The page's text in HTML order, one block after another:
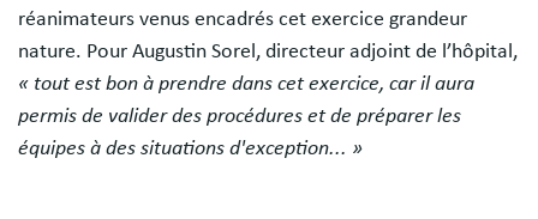
réanimateurs venus encadrés cet exercice grandeur
nature. Pour Augustin Sorel, directeur adjoint de l’hôpital,
« tout est bon à prendre dans cet exercice, car il aura
permis de valider des procédures et de préparer les
équipes à des situations d'exception... »